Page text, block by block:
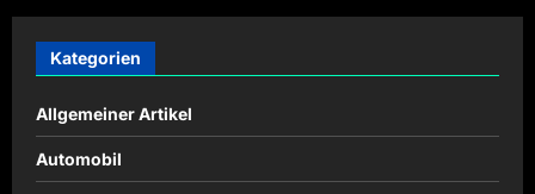
Kategorien
Allgemeiner Artikel
Automobil